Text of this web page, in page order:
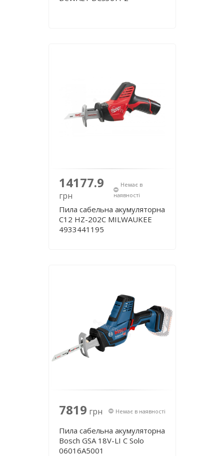
14177.9
грн
Немає в
наявності
Пила сабельна акумуляторна
C12 HZ-202С MILWAUKEE
4933441195
7819 грн Немає в наявності
Пила сабельна акумуляторна
Bosch GSA 18V-LI C Solo
06016A5001